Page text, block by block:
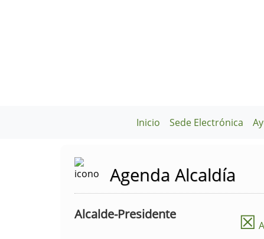
Inicio Sede Electrónica
Agenda Alcaldía
Alcalde-Presidente ☒